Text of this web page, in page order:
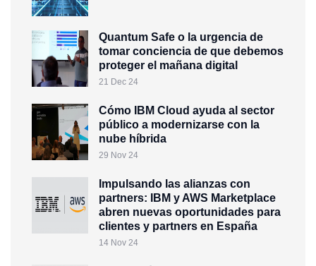
Quantum Safe o la urgencia de
tomar conciencia de que debemos
proteger el mañana digital
21 Dec 24
Cómo IBM Cloud ayuda al sector
público a modernizarse con la
nube híbrida
29 Nov 24
Impulsando las alianzas con
partners: IBM y AWS Marketplace
abren nuevas oportunidades para
clientes y partners en España
14 Nov 24